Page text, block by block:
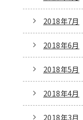
2018年7月
2018年6月
2018年5月
2018年4月
2018年3月